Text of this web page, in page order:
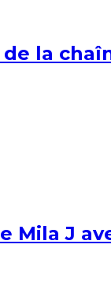
la
Mila J